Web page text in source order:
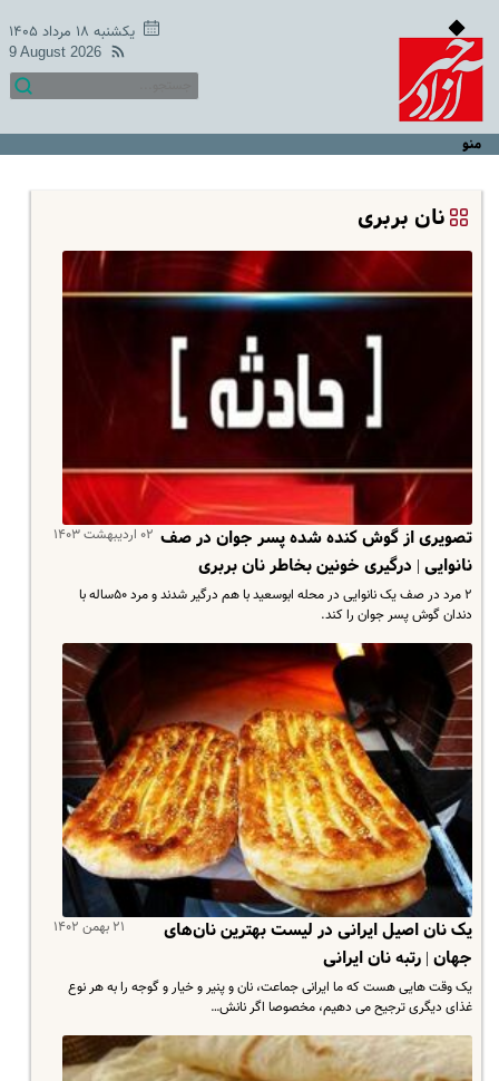
یکشنبه ۱۸ مرداد ۱۴۰۵
9 August 2026
منو
نان بربری
۰۲ اردیبهشت ۱۴۰۳ تصویری از گوش کنده شده پسر جوان در صف
نانوایی | درگیری خونین بخاطر نان بربری
۲ مرد در صف یک نانوایی در محله ابوسعید با هم درگیر شدند و مرد ۵۰ساله با
دندان گوش پسر جوان را کند.
۲۱ بهمن ۱۴۰۲
یک نان اصیل ایرانی در لیست بهترین نان‌های
جهان | رتبه نان ایرانی
یک وقت هایی هست که ما ایرانی جماعت، نان و پنیر و خیار و گوجه را به هر نوع
غذای دیگری ترجیح می دهیم، مخصوصا اگر نانش…